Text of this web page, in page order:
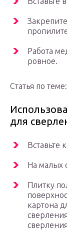
Работа
ровное.
Статья по
для
Вставьте
На малых
Плитку
картона